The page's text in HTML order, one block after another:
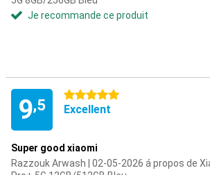
Je recommande ce produit
9,5
5 étoiles
Excellent
Super good xiaomi
Razzouk Arwash | 02-05-2026 á propos de